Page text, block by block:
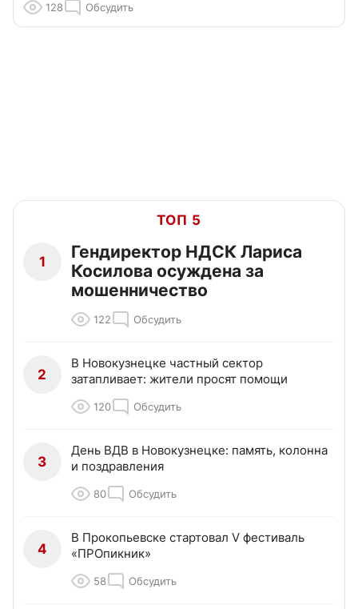
128 Обсудить
ТОП 5
1
Гендиректор НДСК Лариса
Косилова осуждена за
мошенничество
122 Обсудить
2
В Новокузнецке частный сектор
затапливает: жители просят помощи
120 Обсудить
3
День ВДВ в Новокузнецке: память, колонна
и поздравления
80 Обсудить
4
В Прокопьевске стартовал V фестиваль
«ПРОпикник»
58 Обсудить